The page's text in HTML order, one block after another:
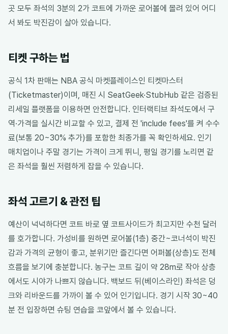
곳 모두 좌석의 3분의 2가 코트에 가까운 로어볼에 몰려 있어 어디
서 봐도 박진감이 살아 있습니다.
티켓 구하는 법
공식 1차 판매는 NBA 공식 마켓플레이스인 티켓마스터
(Ticketmaster)이며, 매진 시 SeatGeek·StubHub 같은 검증된
리세일 플랫폼을 이용하면 안전합니다. 인터랙티브 좌석도에서 구
역·가격을 실시간 비교할 수 있고, 결제 전 'include fees'를 켜 수수
료(보통 20~30% 추가)를 포함한 최종가를 꼭 확인하세요. 인기
매치업이나 주말 경기는 가격이 크게 뛰니, 평일 경기를 노리면 같
은 좌석을 훨씬 저렴하게 잡을 수 있습니다.
좌석 고르기 & 관전 팁
예산이 넉넉하다면 코트 바로 옆 코트사이드가 최고지만 수천 달러
를 호가합니다. 가성비를 원하면 로어볼(1층) 중간~코너석이 박진
감과 가격의 균형이 좋고, 분위기만 즐긴다면 어퍼볼(상층)도 전체
흐름을 보기에 충분합니다. 농구는 코트 길이 약 28m로 작아 상층
에서도 시야가 나쁘지 않습니다. 백보드 뒤(베이스라인) 좌석은 덩
크와 리바운드를 가까이 볼 수 있어 인기입니다. 경기 시작 30~40
분 전 입장하면 슈팅 연습을 코앞에서 볼 수 있습니다.